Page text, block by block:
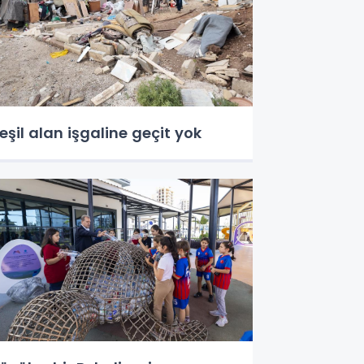
alan işgaline geçit yok